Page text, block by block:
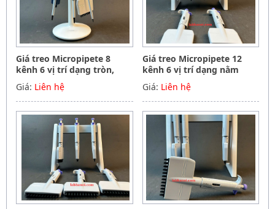
Giá treo Micropipete 8
kênh 6 vị trí dạng tròn,
Hãng Phoenix instrument
Germany
Giá: Liên hệ
Giá treo Micropipete 12
kênh 6 vị trí dạng nằm
ngang, Hãng Phoenix
instrument Germany
Giá: Liên hệ